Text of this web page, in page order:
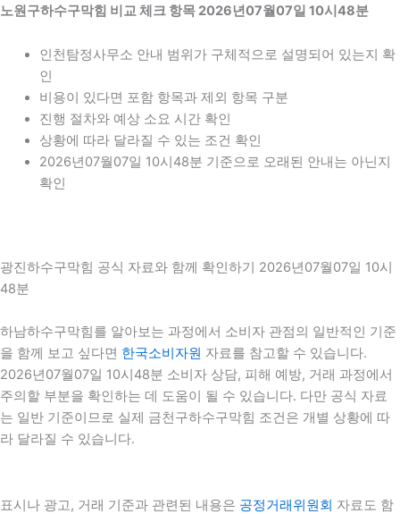
노원구하수구막힘 비교 체크 항목 2026년07월07일 10시48분
인천탐정사무소 안내 범위가 구체적으로 설명되어 있는지 확
인
비용이 있다면 포함 항목과 제외 항목 구분
진행 절차와 예상 소요 시간 확인
상황에 따라 달라질 수 있는 조건 확인
2026년07월07일 10시48분 기준으로 오래된 안내는 아닌지
확인
광진하수구막힘 공식 자료와 함께 확인하기 2026년07월07일 10시
48분
하남하수구막힘를 알아보는 과정에서 소비자 관점의 일반적인 기준
을 함께 보고 싶다면 한국소비자원 자료를 참고할 수 있습니다.
2026년07월07일 10시48분 소비자 상담, 피해 예방, 거래 과정에서
주의할 부분을 확인하는 데 도움이 될 수 있습니다. 다만 공식 자료
는 일반 기준이므로 실제 금천구하수구막힘 조건은 개별 상황에 따
라 달라질 수 있습니다.
표시나 광고, 거래 기준과 관련된 내용은 공정거래위원회 자료도 함